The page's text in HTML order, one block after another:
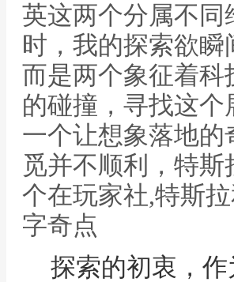
英这两个分属不
时，我的探索欲
而是两个象征着
的碰撞，寻找这
一个让想象落地
觅并不顺利，特
个在玩家社,特斯
字奇点
探索的初衷，